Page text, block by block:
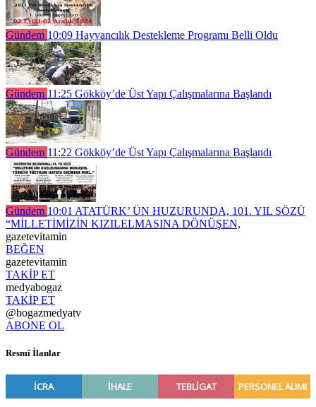
Gündem 10:09 Hayvancılık Destekleme Programı Belli Oldu
Gündem 11:25 Gökköy’de Üst Yapı Çalışmalarına Başlandı
Gündem 11:22 Gökköy’de Üst Yapı Çalışmalarına Başlandı
Gündem 10:01 ATATÜRK’ ÜN HUZURUNDA, 101. YIL SÖZÜ
“MİLLETİMİZİN KIZILELMASINA DÖNÜŞEN,
gazetevitamin
BEĞEN
gazetevitamin
TAKİP ET
medyabogaz
TAKİP ET
@bogazmedyatv
ABONE OL
Resmî İlanlar